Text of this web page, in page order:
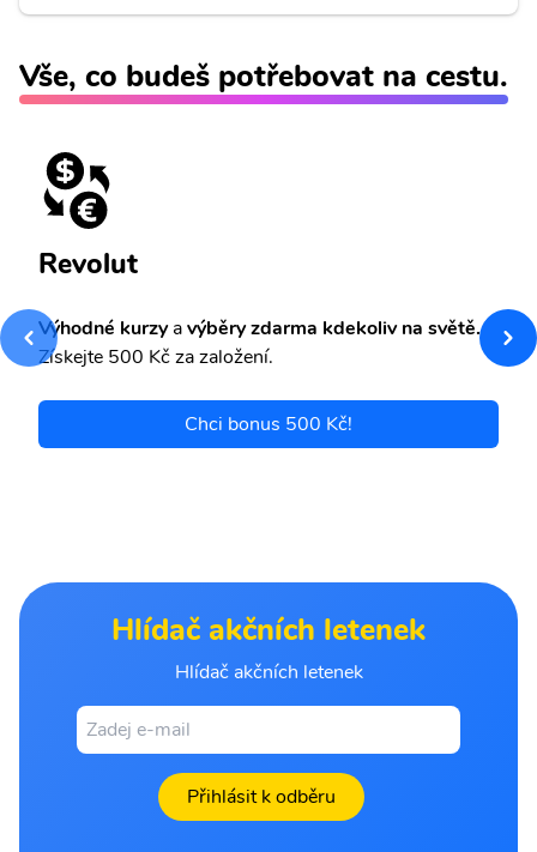
Vše, co budeš potřebovat na cestu.
Revolut
Výhodné kurzyavýběry zdarma kdekoliv na světě.
Získejte 500 Kč za založení.
Chci bonus 500 Kč!
Hlídač akčních letenek
Hlídač akčních letenek
Přihlásit k odběru